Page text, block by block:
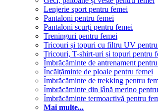
Lenjerie sport pentru femei
Pantaloni pentru femei
Pantaloni scurți pentru femei
Treninguri pentru femei
Tricouri și topuri cu filtru UV
Tricouri, T-shirt-uri și topuri pentru
Îmbrăcăminte de antrenament
Încălțăminte de ploaie pentru femei
Îmbrăcăminte de trekking pentru
Îmbrăcăminte din lână merino
Îmbrăcăminte termoactivă pentru
Mai multe...